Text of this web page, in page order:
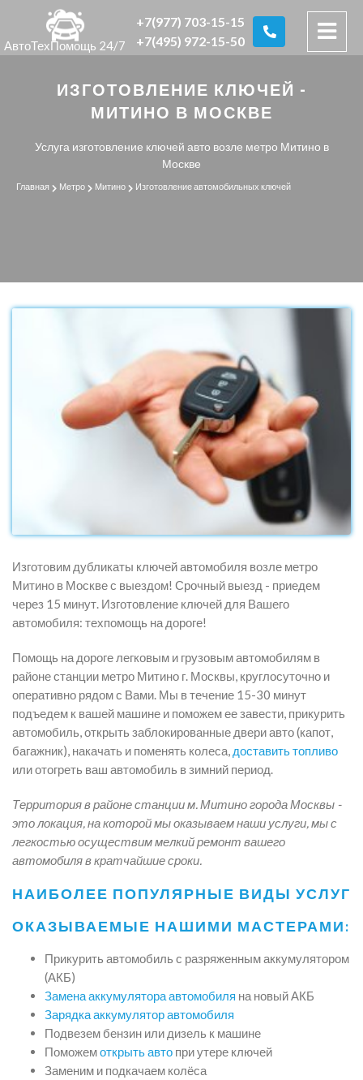
АвтоТехПомощь 24/7
+7(977) 703-15-15
+7(495) 972-15-50
ИЗГОТОВЛЕНИЕ КЛЮЧЕЙ -
МИТИНО В МОСКВЕ
Услуга изготовление ключей авто возле метро Митино в
Москве
Главная Метро Митино Изготовление автомобильных ключей
Изготовим дубликаты ключей автомобиля возле метро
Митино в Москве с выездом! Срочный выезд - приедем
через 15 минут. Изготовление ключей для Вашего
автомобиля: техпомощь на дороге!
Помощь на дороге легковым и грузовым автомобилям в
районе станции метро Митино г. Москвы, круглосуточно и
оперативно рядом с Вами. Мы в течение 15-30 минут
подъедем к вашей машине и поможем ее завести, прикурить
автомобиль, открыть заблокированные двери авто (капот,
багажник), накачать и поменять колеса, доставить топливо
или отогреть ваш автомобиль в зимний период.
Территория в районе станции м. Митино города Москвы -
это локация, на которой мы оказываем наши услуги, мы с
легкостью осуществим мелкий ремонт вашего
автомобиля в кратчайшие сроки.
НАИБОЛЕЕ ПОПУЛЯРНЫЕ ВИДЫ УСЛУГ
ОКАЗЫВАЕМЫЕ НАШИМИ МАСТЕРАМИ:
Прикурить автомобиль с разряженным аккумулятором
(АКБ)
Замена аккумулятора автомобиля на новый АКБ
Зарядка аккумулятор автомобиля
Подвезем бензин или дизель к машине
Поможемоткрыть авто при утере ключей
Заменим и подкачаем колёса